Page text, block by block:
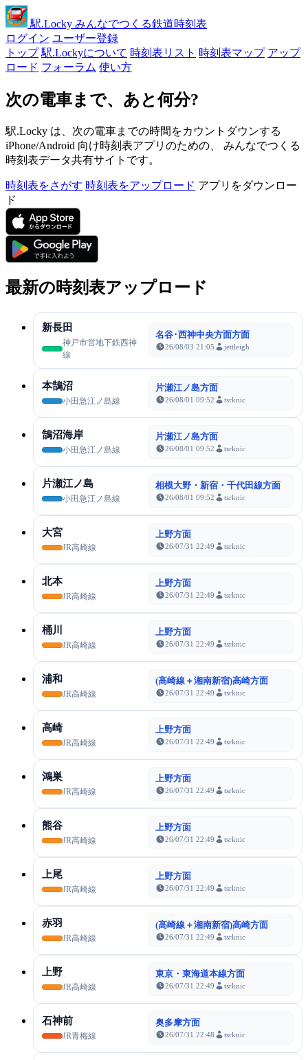
駅.Locky みんなでつくる鉄道時刻表
ログイン ユーザー登録
トップ 駅.Lockyについて 時刻表リスト 時刻表マップ アップ
ロード フォーラム 使い方
次の電車まで、あと何分?
駅.Locky は、次の電車までの時間をカウントダウンする
iPhone/Android 向け時刻表アプリのための、 みんなでつくる
時刻表データ共有サイトです。
時刻表をさがす 時刻表をアップロード アプリをダウンロー
ド
最新の時刻表アップロード
新長田
神戸市営地下鉄西神
線
名谷･西神中央方面方面
26/08/03 21:05 jettleigh
本鵠沼
小田急江ノ島線
片瀬江ノ島方面
26/08/01 09:52 tsrknic
鵠沼海岸
小田急江ノ島線
片瀬江ノ島方面
26/08/01 09:52 tsrknic
片瀬江ノ島
小田急江ノ島線
相模大野・新宿・千代田線方面
26/08/01 09:52 tsrknic
大宮
JR高崎線
上野方面
26/07/31 22:49 tsrknic
北本
JR高崎線
上野方面
26/07/31 22:49 tsrknic
桶川
JR高崎線
上野方面
26/07/31 22:49 tsrknic
浦和
JR高崎線
(高崎線＋湘南新宿)高崎方面
26/07/31 22:49 tsrknic
高崎
JR高崎線
上野方面
26/07/31 22:49 tsrknic
鴻巣
JR高崎線
上野方面
26/07/31 22:49 tsrknic
熊谷
JR高崎線
上野方面
26/07/31 22:49 tsrknic
上尾
JR高崎線
上野方面
26/07/31 22:49 tsrknic
赤羽
JR高崎線
(高崎線＋湘南新宿)高崎方面
26/07/31 22:49 tsrknic
上野
JR高崎線
東京・東海道本線方面
26/07/31 22:49 tsrknic
石神前
JR青梅線
奥多摩方面
26/07/31 22:48 tsrknic